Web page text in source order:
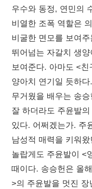
우수와 동정, 연민의
비열한 조폭 역할은
비굴한 면모를 보여
뛰어넘는 자갈치 생
보여준다. 아마도 <
양아치 연기일 듯하
무거웠을 배우는 송
잘 하더라도 주윤발
있다. 어쩌겠는가. 주
남성적 매력을 키워
놀랍게도 주윤발이 <
때이다. 송승헌은 올
>의 주윤발을 멋진